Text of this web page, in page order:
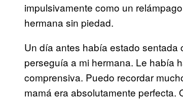
impulsivamente como un
hermana sin piedad.
Un día antes había estado sentada
perseguía a mi hermana. Le había
comprensiva. Puedo recordar
mamá era absolutamente perfecta.